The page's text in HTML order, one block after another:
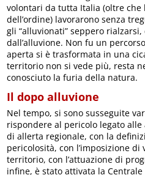
volontari da tutta Italia (oltre che
dell’ordine) lavorarono senza
gli “alluvionati” seppero
dall’alluvione. Non fu un
aperta si è trasformata in una
territorio non si vede più, resta
conosciuto la furia della natura.
Il dopo alluvione
Nel tempo, si sono susseguite
rispondere al pericolo legato
di allerta regionale, con la
pericolosità, con l’imposizione
territorio, con l’attuazione di
infine, è stato attivata la